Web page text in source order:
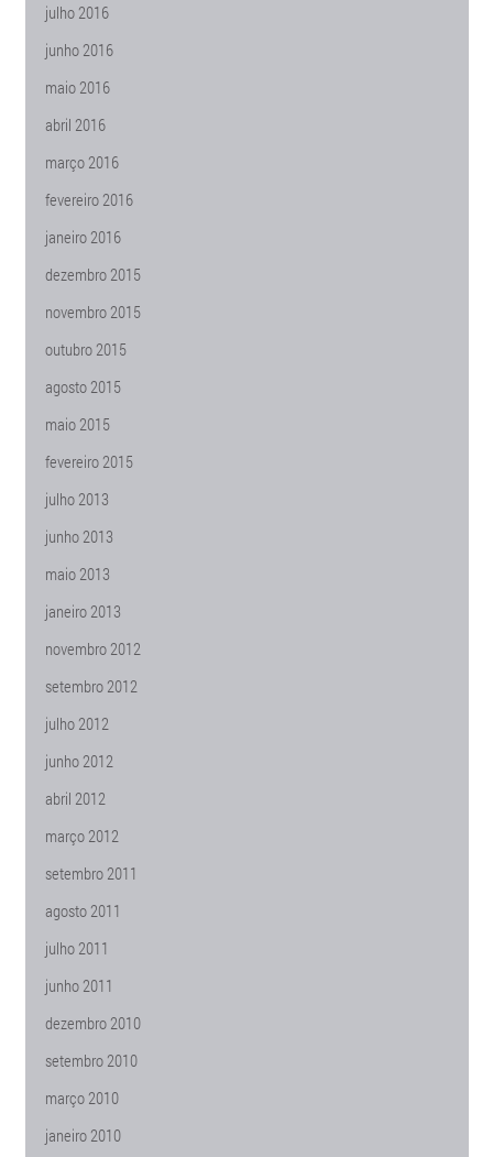
julho 2016
junho 2016
maio 2016
abril 2016
março 2016
fevereiro 2016
janeiro 2016
dezembro 2015
novembro 2015
outubro 2015
agosto 2015
maio 2015
fevereiro 2015
julho 2013
junho 2013
maio 2013
janeiro 2013
novembro 2012
setembro 2012
julho 2012
junho 2012
abril 2012
março 2012
setembro 2011
agosto 2011
julho 2011
junho 2011
dezembro 2010
setembro 2010
março 2010
janeiro 2010